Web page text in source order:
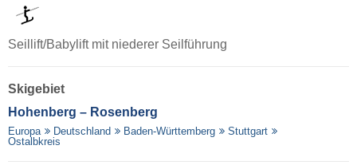
Seillift/Babylift mit niederer Seilführung
Skigebiet
Hohenberg – Rosenberg
Europa Deutschland Baden-Württemberg
Stuttgart
Ostalbkreis